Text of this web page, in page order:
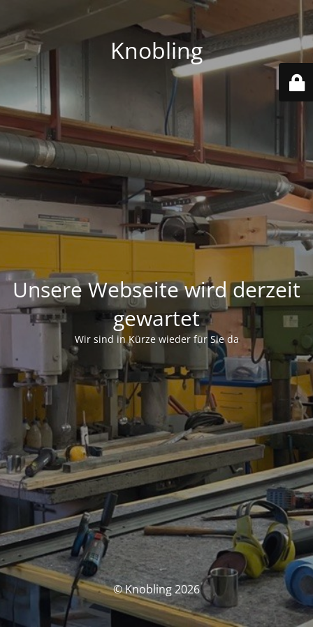
Knobling
Unsere Webseite wird derzeit
gewartet
Wir sind in Kürze wieder für Sie da
© Knobling 2026